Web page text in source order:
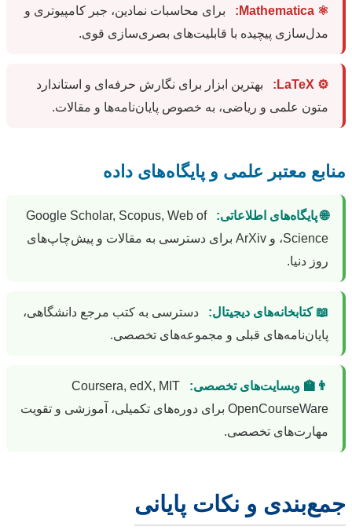
⚛️ Mathematica:
برای محاسبات نمادین، جبر کامپیوتری و
مدل‌سازی پیچیده با قابلیت‌های بصری‌سازی قوی.
⚙️ LaTeX:
بهترین ابزار برای نگارش حرفه‌ای و استاندارد
متون علمی و ریاضی، به خصوص پایان‌نامه‌ها و مقالات.
منابع معتبر علمی و پایگاه‌های داده
🌐 پایگاه‌های اطلاعاتی:
Google Scholar, Scopus, Web of
Science، و ArXiv برای دسترسی به مقالات و پیش‌چاپ‌های
روز دنیا.
📖 کتابخانه‌های دیجیتال:
دسترسی به کتب مرجع دانشگاهی،
پایان‌نامه‌های قبلی و مجموعه‌های تخصصی.
👨‍🏫 وبسایت‌های تخصصی:
Coursera, edX, MIT
OpenCourseWare برای دوره‌های تکمیلی، آموزشی و تقویت
مهارت‌های تخصصی.
جمع‌بندی و نکات پایانی